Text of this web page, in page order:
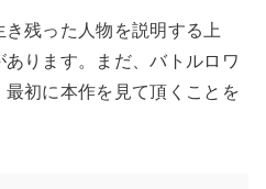
残った人物を説明する上
ります。まだ、バトルロワ
初に本作を見て頂くことを